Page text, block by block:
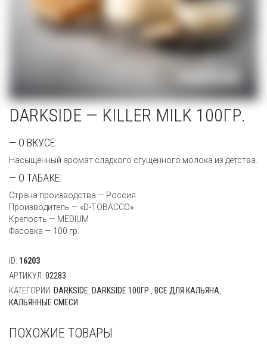
DARKSIDE — KILLER MILK 100ГР.
— О ВКУСЕ:
Насыщенный аромат сладкого сгущенного молока из детства.
— О ТАБАКЕ:
Страна производства — Россия
Производитель — «D-TOBACCO»
Крепость — MEDIUM
Фасовка — 100 гр.
ID: 16203
АРТИКУЛ: 02283
КАТЕГОРИИ: DARKSIDE DARKSIDE 100ГР. ВСЕ ДЛЯ КАЛЬЯНА
КАЛЬЯННЫЕ СМЕСИ
ПОХОЖИЕ ТОВАРЫ